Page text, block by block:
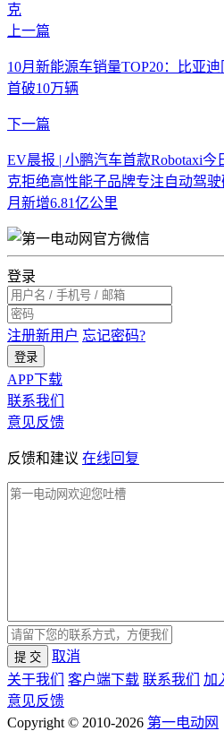
克
上一篇
10月新能源车销量TOP20：比亚
首破10万辆
下一篇
EV晨报 | 小鹏汽车首款Robotaxi
克拒绝高性能子品牌专注自动驾
月新增6.81亿公里
登录
注册新用户 忘记密码?
登录
APP下载
联系我们
意见反馈
反馈和建议 在线回复
提 交
取消
关于我们
客户端下载 联系我们 加
意见反馈
Copyright © 2010-2026 第一电动网